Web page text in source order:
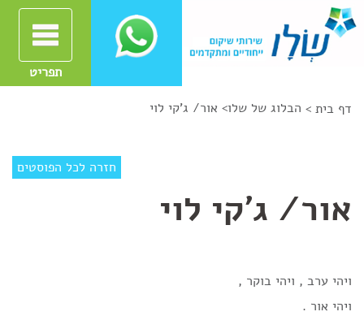
תפריט
דף בית > הבלוג של שלו> אור/ ג'קי לוי
חזרה לכל הפוסטים
אור/ ג'קי לוי
ויהי ערב , ויהי בוקר ,
ויהי אור .